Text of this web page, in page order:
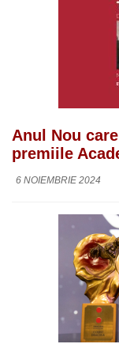
Anul Nou
premiile
6 NOIEMBRIE 2024